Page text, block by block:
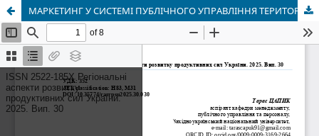
МАРКЕТИНГ У СИСТЕМІ ПУБЛІЧНОГО УПРАВЛІННЯ ТЕРИТОРІАЛЬНИМИ ГРОМАДАМИ: ПРОБЛЕМИ АДАПТАЦІЇ